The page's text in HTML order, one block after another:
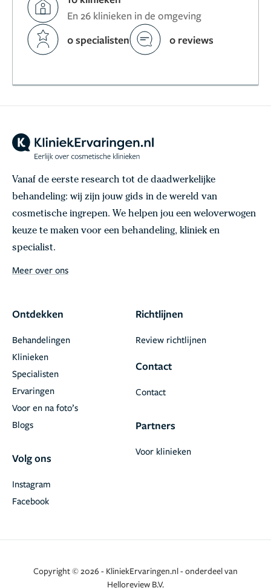
En 26 klinieken in de omgeving
0 specialisten
0 reviews
Vanaf de eerste research tot de daadwerkelijke
behandeling: wij zijn jouw gids in de wereld van
cosmetische ingrepen. We helpen jou een weloverwogen
keuze te maken voor een behandeling, kliniek en
specialist.
Meer over ons
Ontdekken
Behandelingen
Klinieken
Specialisten
Ervaringen
Voor en na foto’s
Blogs
Volg ons
Facebook
Instagram
Richtlijnen
Review richtlijnen
Contact
Contact
Partners
Voor klinieken
Copyright © 2026 - KliniekErvaringen.nl - onderdeel van
Helloreview B.V.